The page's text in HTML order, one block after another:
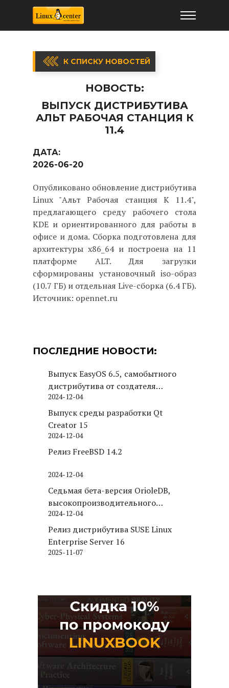
К СПИСКУ НОВОСТЕЙ
НОВОСТЬ:
ВЫПУСК ДИСТРИБУТИВА
АЛЬТ РАБОЧАЯ СТАНЦИЯ К
11.4
ДАТА:
2026-06-20
Опубликовано обновление дистрибутива
Linux "Альт Рабочая станция К 11.4",
предлагающего среду рабочего стола
KDE и ориентированного для работы в
офисе и дома. Сборка подготовлена для
архитектуры x86_64 и построена на 11
платформе ALT. Для загрузки
сформированы установочный iso-образ
(10.7 ГБ) и отдельная Live-сборка (6.4 ГБ).
Источник: opennet.ru
ПОСЛЕДНИЕ НОВОСТИ:
Выпуск EasyOS 6.5, самобытного
дистрибутива от создателя
Puppy Linux
2024-12-04
Выпуск среды разработки Qt
Creator 15
2024-12-04
Релиз FreeBSD 14.2
2024-12-04
Седьмая бета-версия OrioleDB,
высокопроизводительного
движка хранения для PostgreSQL
2024-12-04
Релиз дистрибутива SUSE Linux
Enterprise Server 16
2025-11-07